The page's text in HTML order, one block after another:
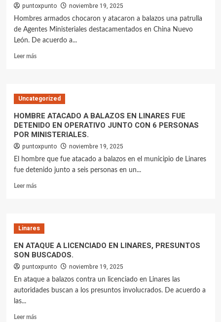
puntoxpunto noviembre 19, 2025
Hombres armados chocaron y atacaron a balazos una patrulla
de Agentes Ministeriales destacamentados en China Nuevo
León. De acuerdo a...
Leer más
Uncategorized
HOMBRE ATACADO A BALAZOS EN LINARES FUE
DETENIDO EN OPERATIVO JUNTO CON 6 PERSONAS
POR MINISTERIALES.
puntoxpunto noviembre 19, 2025
El hombre que fue atacado a balazos en el municipio de Linares
fue detenido junto a seis personas en un...
Leer más
Linares
EN ATAQUE A LICENCIADO EN LINARES, PRESUNTOS
SON BUSCADOS.
puntoxpunto noviembre 19, 2025
En ataque a balazos contra un licenciado en Linares las
autoridades buscan a los presuntos involucrados. De acuerdo a
las...
Leer más